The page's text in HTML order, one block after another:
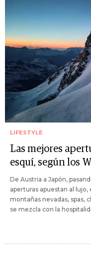
LIFESTYLE
Las mejores
esquí, según los
De Austria a Japón,
aperturas apuestan al
montañas nevadas, spas,
se mezcla con la